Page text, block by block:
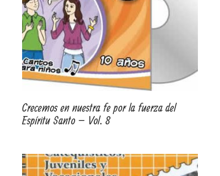
Crecemos en nuestra fe por la fuerza del
Espíritu Santo – Vol. 8